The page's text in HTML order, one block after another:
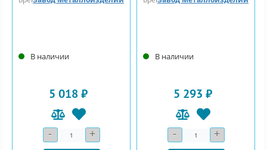
В наличии
5 018 ₽
- Количество+
В наличии
5 293 ₽
- Количество+